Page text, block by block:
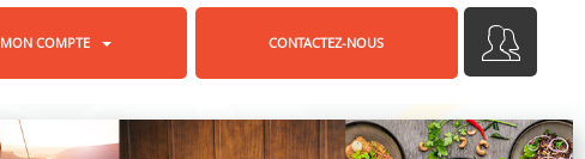
MON COMPTE CONTACTEZ-NOUS